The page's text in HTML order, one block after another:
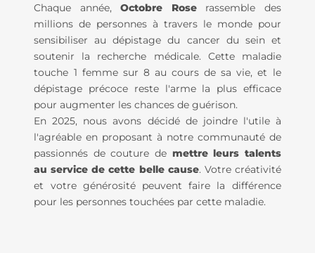
Chaque année,Octobre Roserassemble des
millions de personnes à travers le monde pour
sensibiliser au dépistage du cancer du sein et
soutenir la recherche médicale. Cette maladie
touche 1 femme sur 8 au cours de sa vie, et le
dépistage précoce reste l'arme la plus efficace
pour augmenter les chances de guérison.
En 2025, nous avons décidé de joindre l'utile à
l'agréable en proposant à notre communauté de
passionnés de couture de mettre leurs talents
au service de cette belle cause. Votre créativité
et votre générosité peuvent faire la différence
pour les personnes touchées par cette maladie.